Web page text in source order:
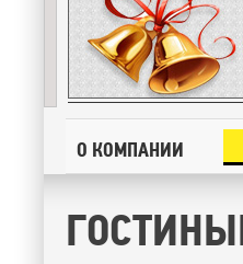
О КОМПАНИИ